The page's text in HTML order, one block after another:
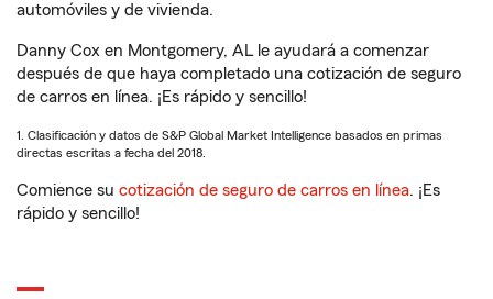
automóviles y de vivienda.
Danny Cox en Montgomery, AL le ayudará a comenzar
después de que haya completado una cotización de seguro
de carros en línea. ¡Es rápido y sencillo!
1. Clasificación y datos de S&P Global Market Intelligence basados en primas
directas escritas a fecha del 2018.
Comience su cotización de seguro de carros en línea. ¡Es
rápido y sencillo!